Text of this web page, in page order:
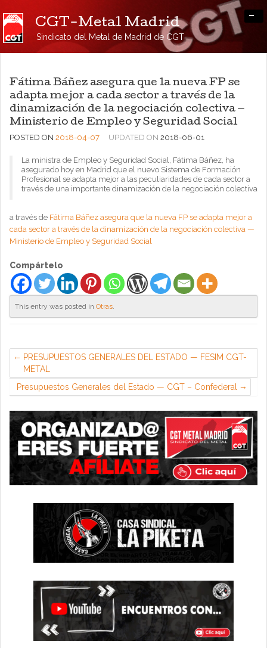
CGT-Metal Madrid
Sindicato del Metal de Madrid de CGT
-
Fátima Báñez asegura que la nueva FP se
adapta mejor a cada sector a través de la
dinamización de la negociación colectiva —
Ministerio de Empleo y Seguridad Social
POSTED ON 2018-04-07 UPDATED ON 2018-06-01
La ministra de Empleo y Seguridad Social, Fátima Báñez, ha
asegurado hoy en Madrid que el nuevo Sistema de Formación
Profesional se adapta mejor a las peculiaridades de cada sector a
través de una importante dinamización de la negociación colectiva
a través de Fátima Báñez asegura que la nueva FP se adapta mejor a
cada sector a través de la dinamización de la negociación colectiva —
Ministerio de Empleo y Seguridad Social
Compártelo
This entry was posted in Otras.
PRESUPUESTOS GENERALES DEL ESTADO — FESIM CGT-
METAL
Presupuestos Generales del Estado — CGT – Confederal